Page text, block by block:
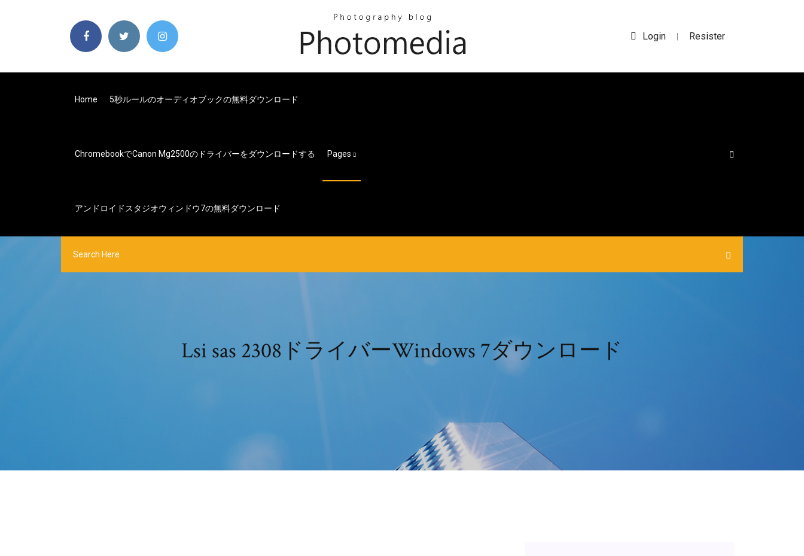
Login | Resister
Home 5秒ルールのオーディオブックの無料ダウンロード
Chromebookでcanon Mg2500のドライバーをダウンロードする Pages
アンドロイドスタジオウィンドウ7の無料ダウンロード
Lsi sas 2308ドライバーWindows 7ダウンロード